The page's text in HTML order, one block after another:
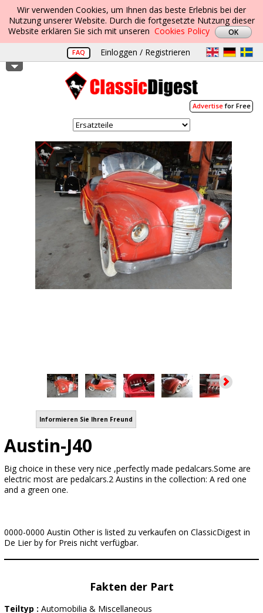
Wir verwenden Cookies, um Ihnen das beste Erlebnis bei der
Nutzung unserer Website. Durch die fortgesetzte Nutzung dieser
Website erklären Sie sich mit unseren Cookies Policy
FAQ Einloggen / Registrieren
Advertisefor Free
Informieren Sie Ihren Freund
Austin-J40
Big choice in these very nice ,perfectly made pedalcars.Some are
electric most are pedalcars.2 Austins in the collection: A red one
and a green one.
0000-0000 Austin Other is listed zu verkaufen on ClassicDigest in
De Lier by for Preis nicht verfügbar.
Fakten der Part
Teiltyp : Automobilia & Miscellaneous